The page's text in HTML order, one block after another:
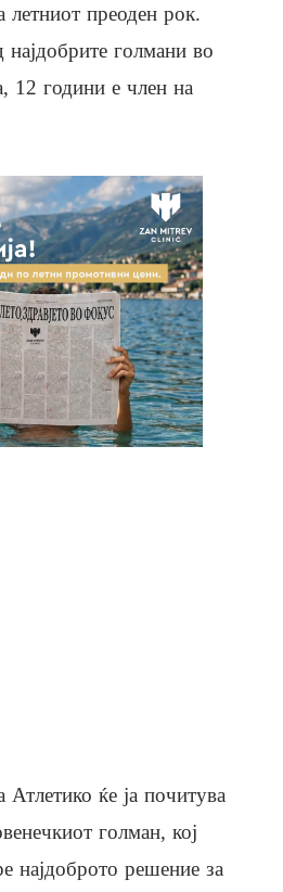
преоден рок.
најдобрите голмани во
12 години е член на
ќе ја почитува
голман, кој
најдоброто решение за